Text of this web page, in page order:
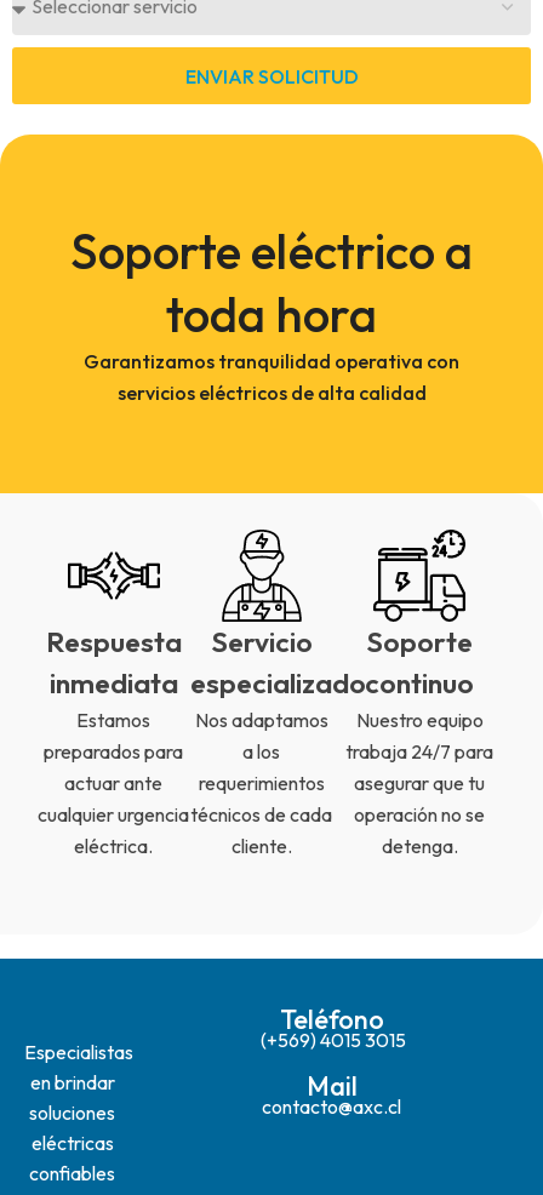
ENVIAR SOLICITUD
Soporte eléctrico a
toda hora
Garantizamos tranquilidad operativa con
servicios eléctricos de alta calidad
Respuesta
inmediata
Estamos
preparados para
actuar ante
cualquier urgencia
eléctrica.
Servicio
especializado
Nos adaptamos
a los
requerimientos
técnicos de cada
cliente.
Soporte
continuo
Nuestro equipo
trabaja 24/7 para
asegurar que tu
operación no se
detenga.
Especialistas
en brindar
soluciones
eléctricas
confiables
Teléfono
(+569) 4015 3015
Mail
contacto@axc.cl